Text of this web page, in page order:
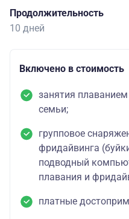
Продолжительность
10 дней
Включено в стоимость
занятия
семьи;
групповое
фридайвинга
подводный
плавания и
платные